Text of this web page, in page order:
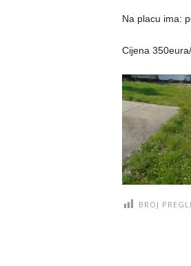
Na placu ima:
Cijena 350eura/
BROJ